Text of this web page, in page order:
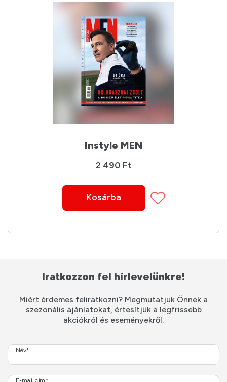
Instyle MEN
2 490 Ft
Kosárba
Iratkozzon fel hírlevelünkre!
Miért érdemes feliratkozni? Megmutatjuk Önnek a
szezonális ajánlatokat, értesítjük a legfrissebb
akciókról és eseményekről.
Név*